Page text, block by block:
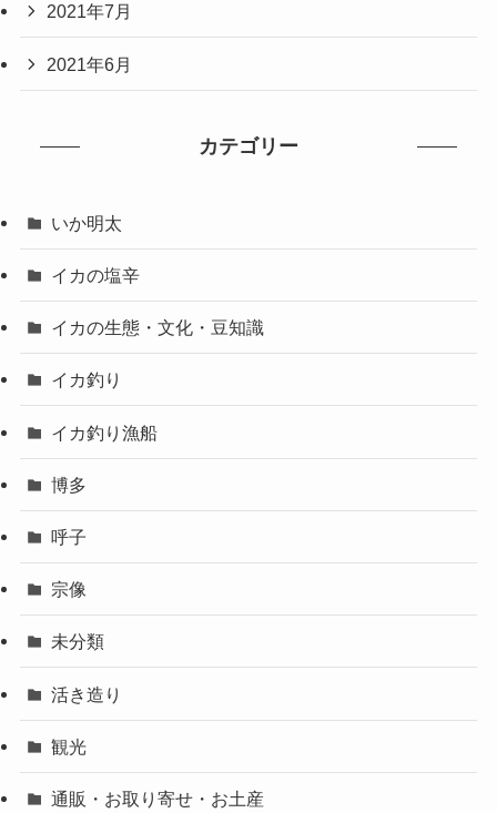
2021年7月
2021年6月
カテゴリー
いか明太
イカの塩辛
イカの生態・文化・豆知識
イカ釣り
イカ釣り漁船
博多
呼子
宗像
未分類
活き造り
観光
通販・お取り寄せ・お土産